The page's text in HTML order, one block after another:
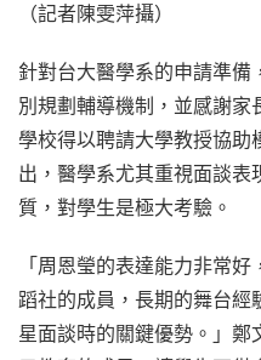
（記者陳雯萍攝）
針對台大醫學系的申請準
別規劃輔導機制，並感謝
學校得以聘請大學教授協助
出，醫學系尤其重視面談
質，對學生是極大考驗。
「周恩瑩的表達能力非常
蹈社的成員，長期的舞台經
星面談時的關鍵優勢。」鄭